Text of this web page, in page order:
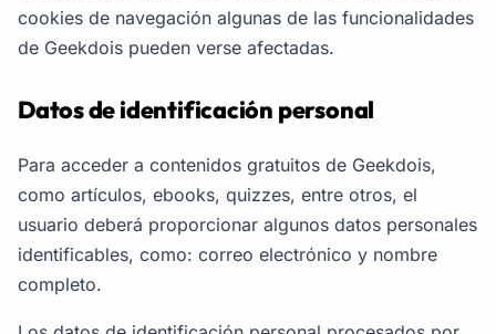
cookies de navegación algunas de las funcionalidades
de Geekdois pueden verse afectadas.
Datos de identificación personal
Para acceder a contenidos gratuitos de Geekdois,
como artículos, ebooks, quizzes, entre otros, el
usuario deberá proporcionar algunos datos personales
identificables, como: correo electrónico y nombre
completo.